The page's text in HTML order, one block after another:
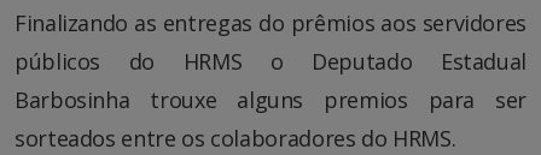
Finalizando as entregas do prêmios aos servidores
públicos do HRMS o Deputado Estadual
Barbosinha trouxe alguns premios para ser
sorteados entre os colaboradores do HRMS.